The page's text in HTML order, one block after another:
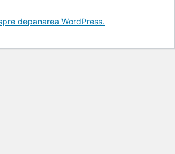
depanarea WordPress.